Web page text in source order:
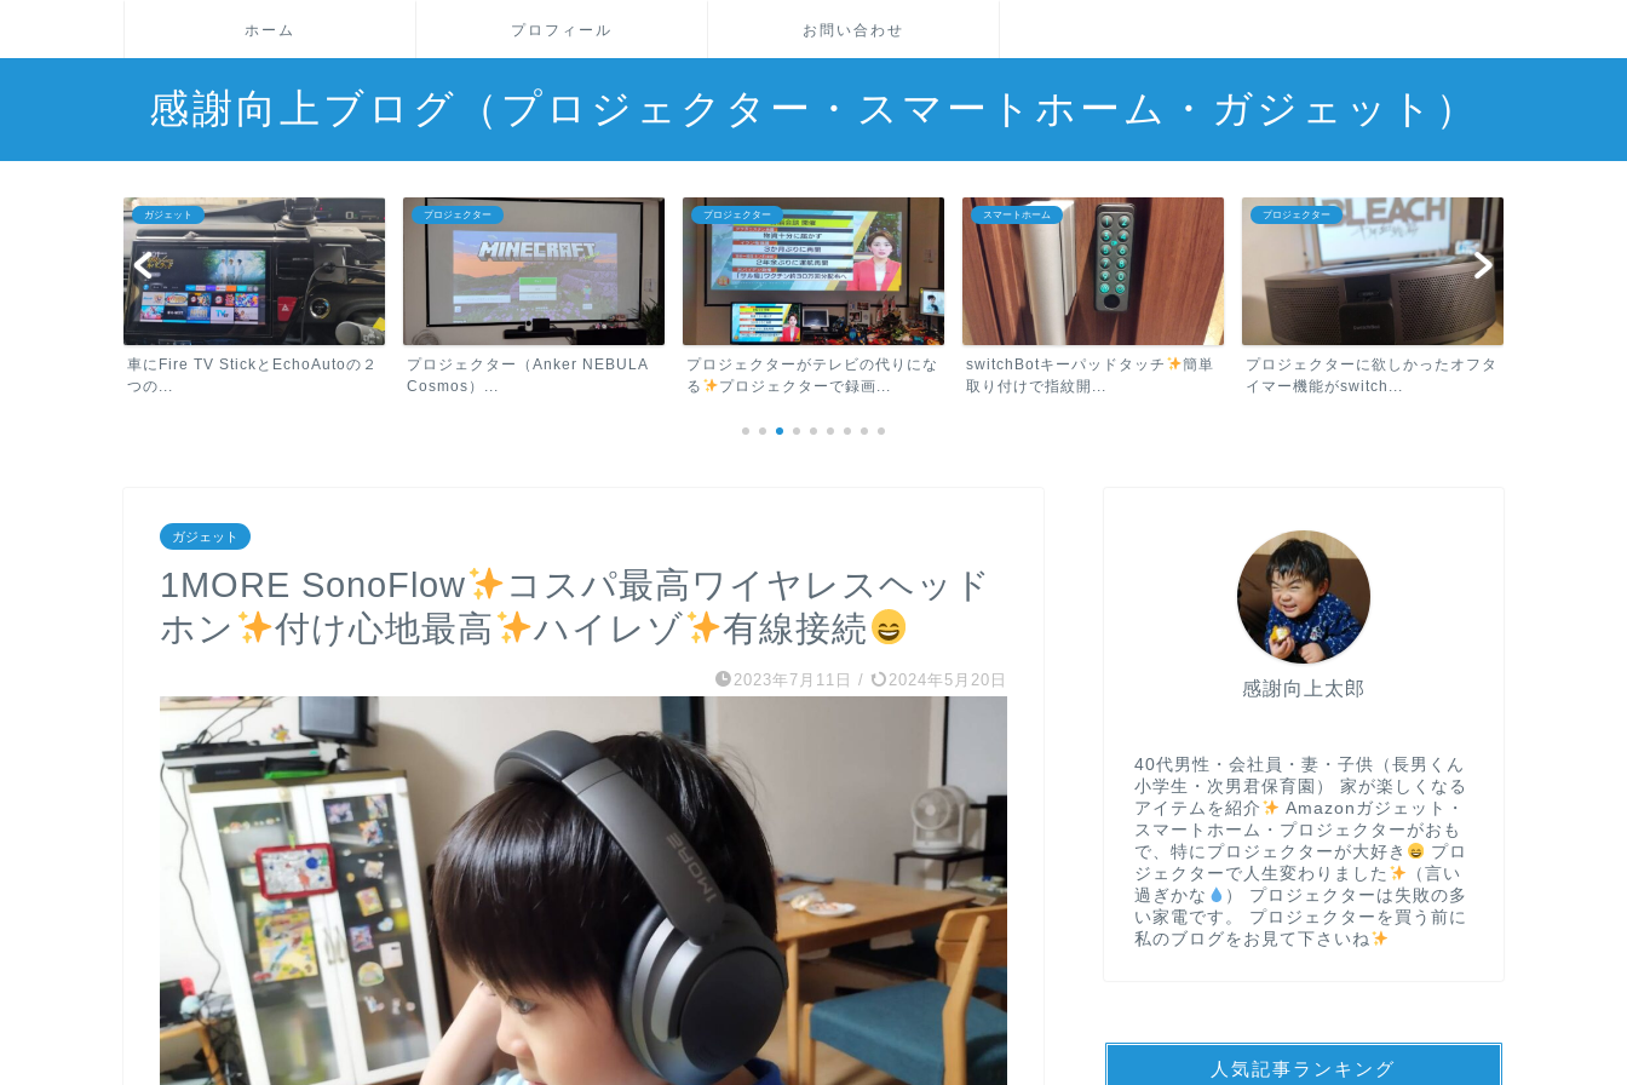
ホーム プロフィール お問い合わせ
感謝向上ブログ（プロジェクター・スマートホーム・ガジェット）
ガジェット
車にFire TV StickとEchoAutoの２
つの...
プロジェクター
プロジェクター（Anker NEBULA
Cosmos）...
プロジェクター
プロジェクターがテレビの代りにな
る
プロジェクターで録画...
スマートホーム
switchBotキーパッドタッチ
簡単
取り付けで指紋開...
プロジェクター
プロジェクターに欲しかったオフタ
イマー機能がswitch...
ガジェット
1MORE SonoFlow
コスパ最高ワイヤレスヘッド
ホン
付け心地最高 ハイレゾ 有線接続
2023年7月11日 / 2024年5月20日 感謝向上太郎
40代男性・会社員・妻・子供（長男くん
小学生・次男君保育園） 家が楽しくなる
アイテムを紹介
Amazonガジェット・
スマートホーム・プロジェクターがおも
で、特にプロジェクターが大好き
プロ
ジェクターで人生変わりました
（言い
過ぎかな
） プロジェクターは失敗の多
い家電です。 プロジェクターを買う前に
私のブログをお見て下さいね
人気記事ランキング